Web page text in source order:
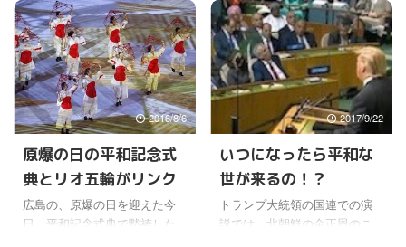
る。 今回、大規模な反対もあ
るようだけど、法制の面から
いえば、たしかに憲法違反と
いう理屈も理解できる。 しか
し、ここ数年の国際情勢とい
うダイナミクスな面から見る
と、この法案がなければ日本
の安全は確保できないという
意見がまともに思える。 日本
は憲法改正が、非常にできに
くい国だというのは昔から知
っていたけど、今まではそれ
と津波警報には、日本にも一
時緊張と不安が走った。 日本
にも津波が押し寄せたけど、
幸い、大きな被害には至らな
かったのは、とりあえず良か
った。 ただ、カムチャツカ半
島の被害やロシアが不法占拠
している北方領土や千島列島
の被害などは、あまり詳しい
情報が入らないので、よくわ
からない。 M8.8の巨大地震と
凄まじい津波によって、かな
2016/8/6
原爆の日の平和記念式
典とリオ五輪がリンク
広島の、原爆の日を迎えた今
日、平和記念式典で黙祷した
2017/9/22
いつになったら平和な
世が来るの！？
トランプ大統領の国連での演
説では、北朝鮮の金正恩のこ